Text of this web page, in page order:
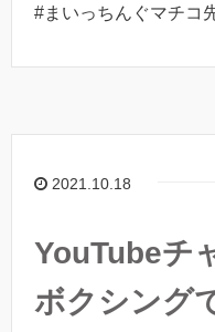
#まいっちんぐマチコ
2021.10.18
YouTubeチ
ボクシング